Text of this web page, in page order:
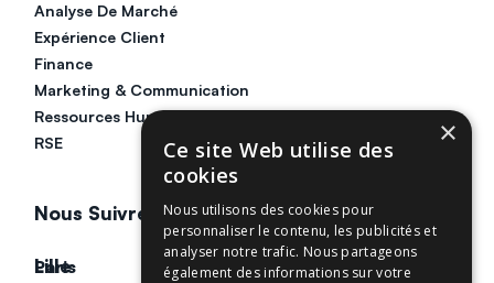
Lille
Nous Suivre
Paris
Analyse De Marché
Expérience Client
Finance
Marketing & Communication
Ressources Humaines
RSE
×
Ce site Web utilise des
cookies
Nous utilisons des cookies pour
personnaliser le contenu, les publicités et
analyser notre trafic. Nous partageons
également des informations sur votre